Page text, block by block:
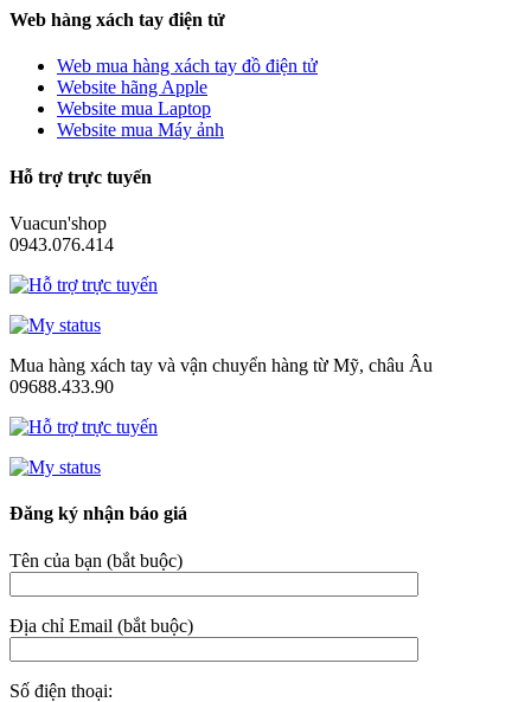
Web hàng xách tay điện tử
Web mua hàng xách tay đồ điện tử
Website hãng Apple
Website mua Laptop
Website mua Máy ảnh
Hỗ trợ trực tuyến
Vuacun'shop
0943.076.414
Mua hàng xách tay và vận chuyển hàng từ Mỹ, châu Âu
09688.433.90
Đăng ký nhận báo giá
Tên của bạn (bắt buộc)
Địa chỉ Email (bắt buộc)
Số điện thoại: